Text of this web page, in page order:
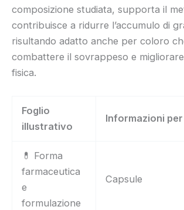
composizione studiata, supporta il
contribuisce a ridurre l’accumulo di
risultando adatto anche per coloro
combattere il sovrappeso e
fisica.
Foglio
illustrativo
Informazioni
💊 Forma
farmaceutica
e
formulazione
Capsule